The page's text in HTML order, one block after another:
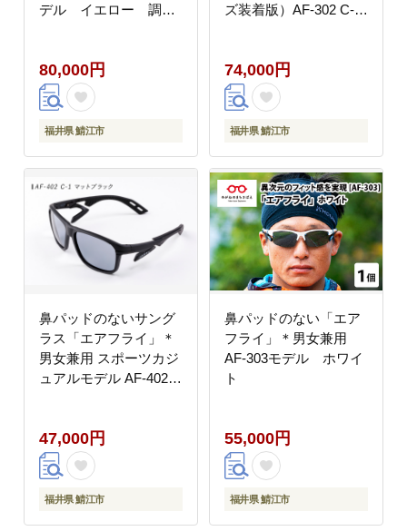
デル イエロー 調光
80,000円
福井県 鯖江市
ズ装着版）AF-302 C-
74,000円
福井県 鯖江市
鼻パッドのないサング
ラス「エアフライ」＊
男女兼用 スポーツカジ
ュアルモデル AF-402
47,000円
福井県 鯖江市
鼻パッドのない「エア
フライ」＊男女兼用
AF-303モデル ホワイ
ト
55,000円
福井県 鯖江市